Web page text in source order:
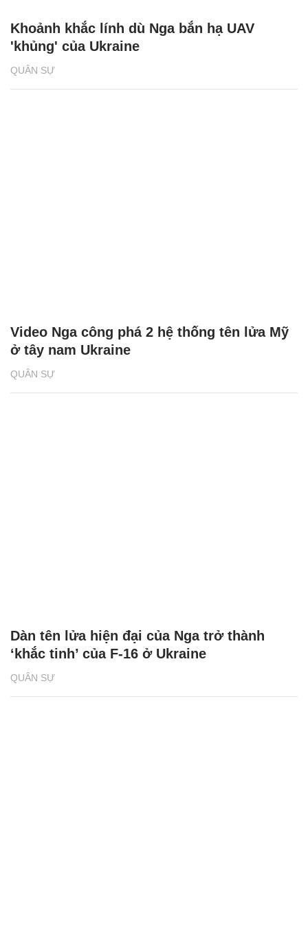
QUÂN SỰ
Khoảnh khắc lính dù Nga bắn hạ UAV
'khủng' của Ukraine
QUÂN SỰ
Video Nga công phá 2 hệ thống tên lửa Mỹ
ở tây nam Ukraine
QUÂN SỰ
Dàn tên lửa hiện đại của Nga trở thành
‘khắc tinh’ của F-16 ở Ukraine